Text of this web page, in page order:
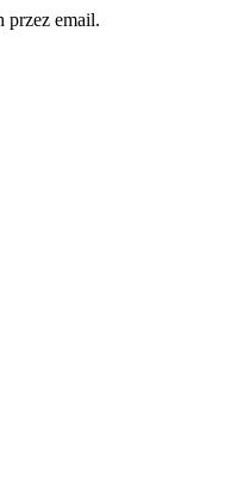
przez email.